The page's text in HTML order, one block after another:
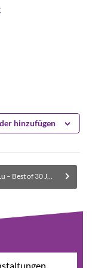
hinzufügen
Jahre & „Urlaub vom Hirn” – AUSVERKAUFT